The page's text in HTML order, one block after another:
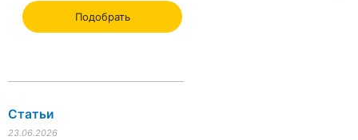
Подобрать
Статьи
23.06.2026